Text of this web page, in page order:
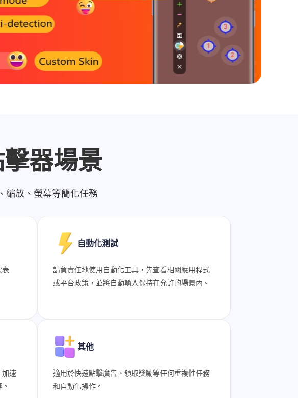
器場景
縮放、螢幕等簡化任務
表
自動化測試
請負責任地使用自動化工具，先查看相關應用程式
或平台政策，並將自動輸入保持在允許的場景內。
加速
其他
適用於快速點擊廣告、領取獎勵等任何重複性任務
和自動化操作。